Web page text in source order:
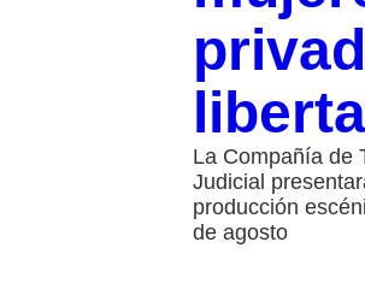
La Compañía de
Judicial
producción
de agosto